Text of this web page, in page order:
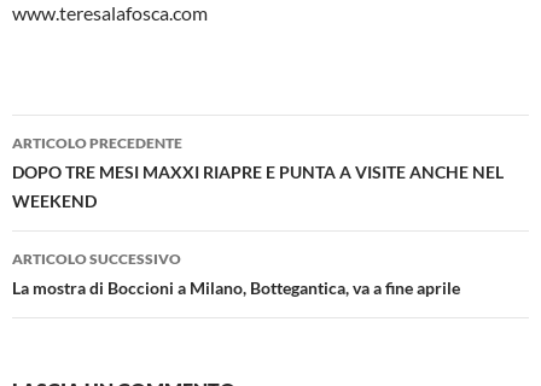
www.teresalafosca.com
Navigazione
articolo
ARTICOLO PRECEDENTE
DOPO TRE MESI MAXXI RIAPRE E PUNTA A VISITE ANCHE NEL
WEEKEND
ARTICOLO SUCCESSIVO
La mostra di Boccioni a Milano, Bottegantica, va a fine aprile